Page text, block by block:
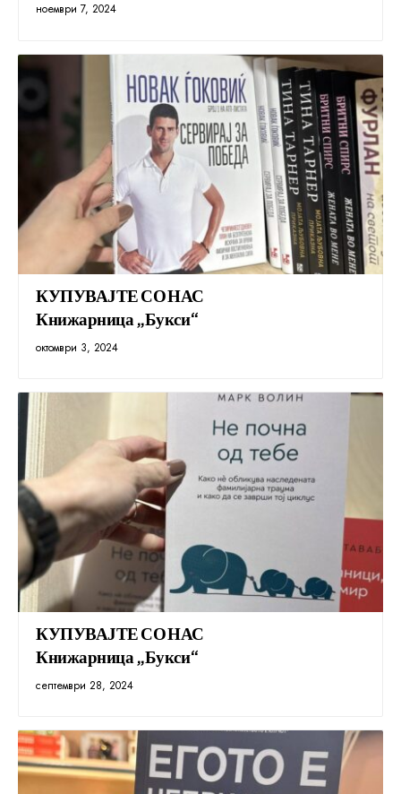
ноември 7, 2024
КУПУВАЈТЕ СО НАС
Книжарница „Букси“
октомври 3, 2024
КУПУВАЈТЕ СО НАС
Книжарница „Букси“
септември 28, 2024